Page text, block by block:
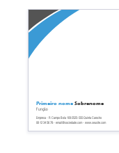
Sobre
Blog
06 12 34 56 78 - email@sociedade.com - www.seusite.com
Função
Empresa - R Campo Bola 109 2525-555 Quinta Carocho
Primeiro nome Sobrenome